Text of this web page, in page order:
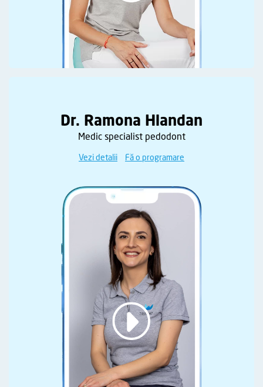
Dr. Ramona Hlandan
Medic specialist pedodont
Vezi detalii Fă o programare